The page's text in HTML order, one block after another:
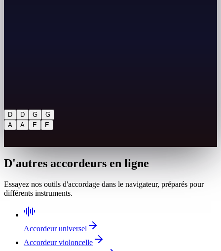
D D G
G
A
A E E
D'autres accordeurs en ligne
Essayez nos outils d'accordage dans le navigateur, préparés pour
différents instruments.
Accordeur universel
Accordeur violoncelle